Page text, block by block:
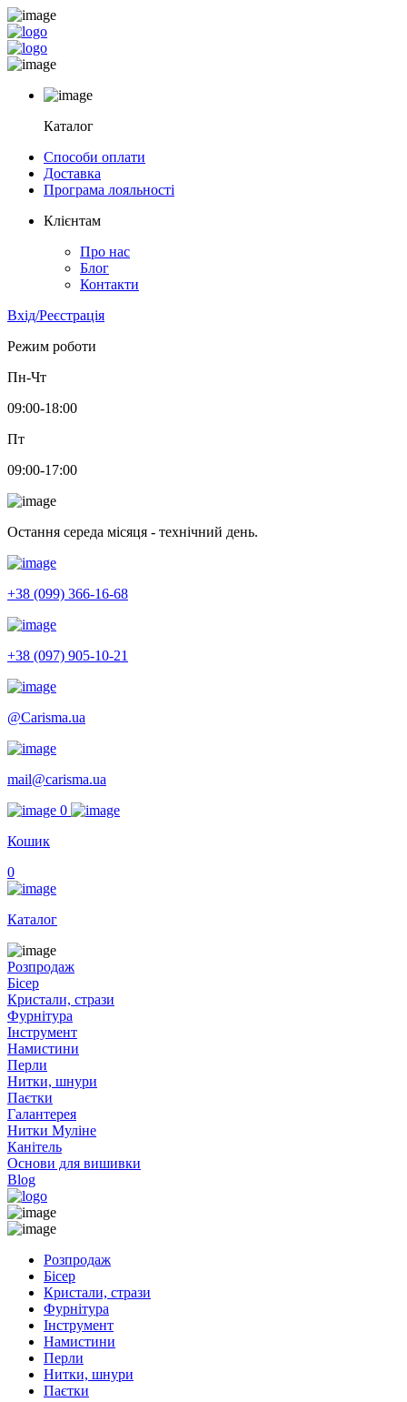
Каталог
Способи оплати
Доставка
Програма лояльності
Клієнтам
Про нас
Блог
Контакти
Вхід/Реєстрація
Режим роботи
Пн-Чт
09:00-18:00
Пт
09:00-17:00
Остання середа місяця - технічний день.
+38 (099) 366-16-68
+38 (097) 905-10-21
@Carisma.ua
mail@carisma.ua
0
Кошик
0
Каталог
Розпродаж
Бісер
Кристали, стрази
Фурнітура
Інструмент
Намистини
Перли
Нитки, шнури
Паєтки
Галантерея
Нитки Муліне
Канітель
Основи для вишивки
Blog
Розпродаж
Бісер
Кристали, стрази
Фурнітура
Інструмент
Намистини
Перли
Нитки, шнури
Паєтки